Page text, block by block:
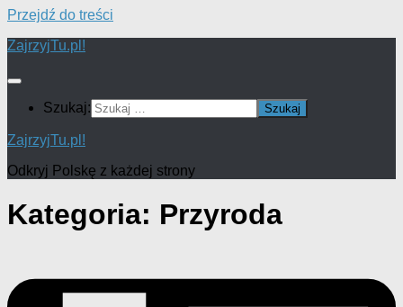
Przejdź do treści
ZajrzyjTu.pl!
Szukaj:
ZajrzyjTu.pl!
Odkryj Polskę z każdej strony
Kategoria: Przyroda